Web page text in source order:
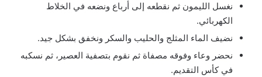
نغسل الليمون ثم نقطعه إلى أرباع ونضعه في الخلاط
الكهربائي.
نضيف الماء المثلج والحليب والسكر ونخفق بشكل جيد.
نحضر وعاء وفوقه مصفاة ثم نقوم بتصفية العصير، ثم نسكبه
في كأس التقديم.